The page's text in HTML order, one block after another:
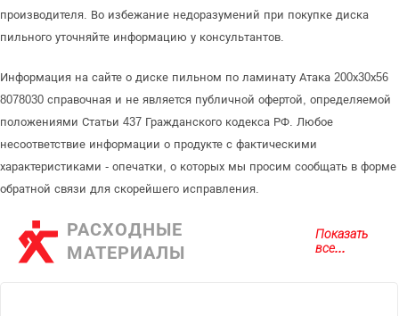
производителя. Во избежание недоразумений при покупке диска
пильного уточняйте информацию у консультантов.
Информация на сайте о диске пильном по ламинату Атака 200х30х56
8078030 справочная и не является публичной офертой, определяемой
положениями Статьи 437 Гражданского кодекса РФ. Любое
несоответствие информации о продукте с фактическими
характеристиками - опечатки, о которых мы просим сообщать в форме
обратной связи для скорейшего исправления.
РАСХОДНЫЕ
МАТЕРИАЛЫ
Показать
все...